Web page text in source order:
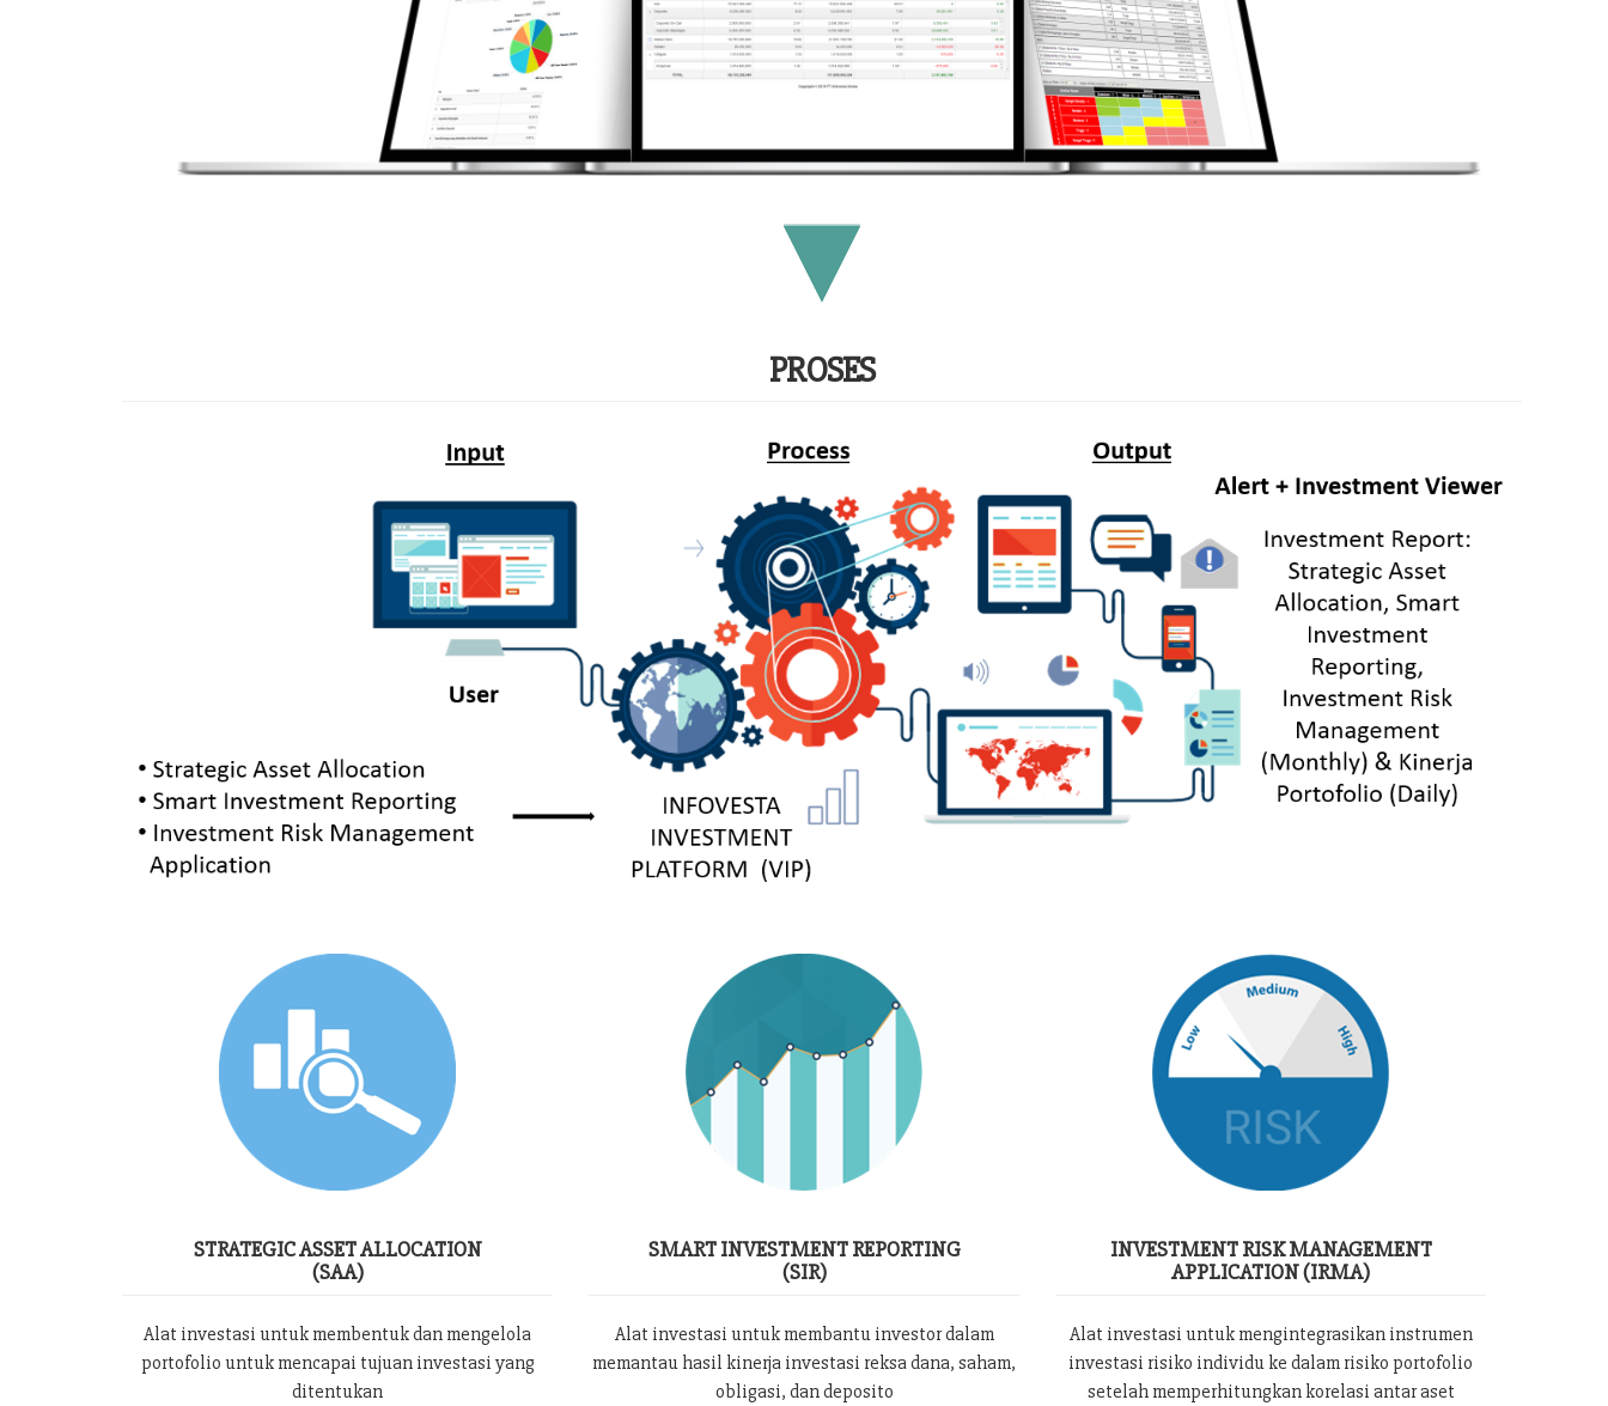
PROSES
STRATEGIC ASSET ALLOCATION
(SAA)
Alat investasi untuk membentuk dan mengelola
portofolio untuk mencapai tujuan investasi yang
ditentukan
SMART INVESTMENT REPORTING
(SIR)
Alat investasi untuk membantu investor dalam
memantau hasil kinerja investasi reksa dana, saham,
obligasi, dan deposito
INVESTMENT RISK MANAGEMENT
APPLICATION (IRMA)
Alat investasi untuk mengintegrasikan instrumen
investasi risiko individu ke dalam risiko portofolio
setelah memperhitungkan korelasi antar aset